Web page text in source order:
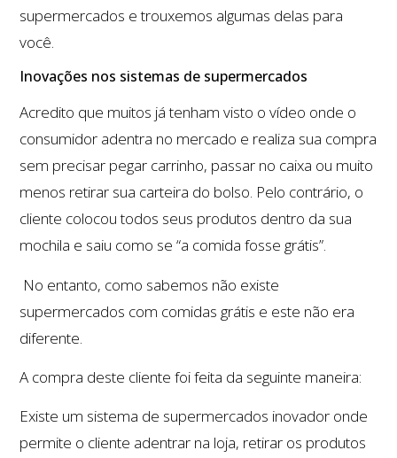
supermercados e trouxemos algumas delas para
você.
Inovações nos sistemas de supermercados
Acredito que muitos já tenham visto o vídeo onde o
consumidor adentra no mercado e realiza sua compra
sem precisar pegar carrinho, passar no caixa ou muito
menos retirar sua carteira do bolso. Pelo contrário, o
cliente colocou todos seus produtos dentro da sua
mochila e saiu como se “a comida fosse grátis”.
No entanto, como sabemos não existe
supermercados com comidas grátis e este não era
diferente.
A compra deste cliente foi feita da seguinte maneira:
Existe um sistema de supermercados inovador onde
permite o cliente adentrar na loja, retirar os produtos